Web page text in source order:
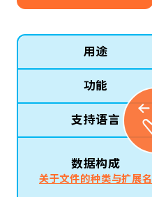
用途
功能
支持语言
数据构成
关于文件的种类与扩展名